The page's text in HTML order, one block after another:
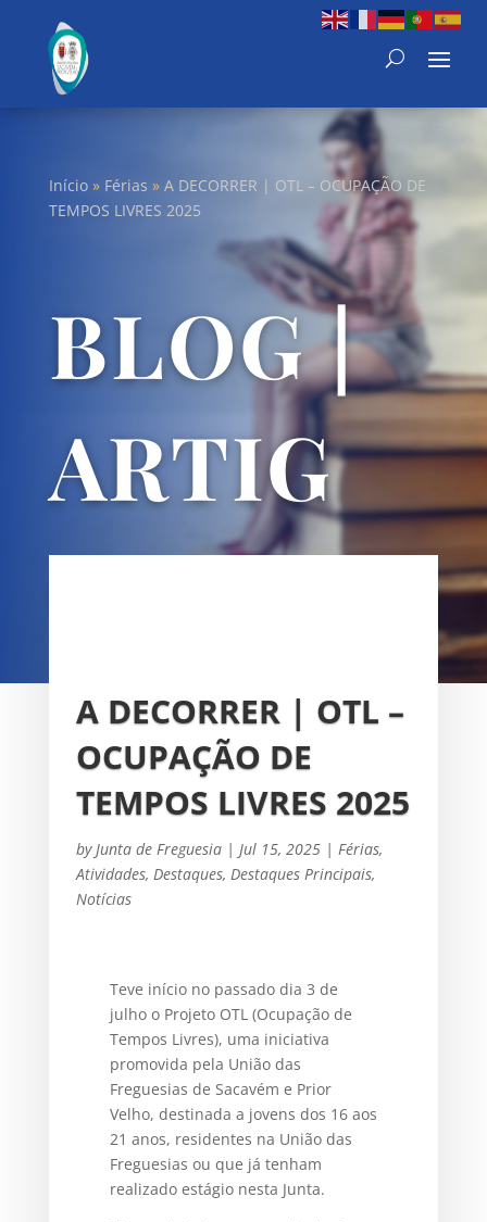
Início» Férias » A DECORRER | OTL – OCUPAÇÃO DE
TEMPOS LIVRES 2025
BLOG |
ARTIG
OS
A DECORRER | OTL –
OCUPAÇÃO DE
TEMPOS LIVRES 2025
by Junta de Freguesia| Jul 15, 2025| Férias,
Atividades, Destaques, Destaques Principais,
Notícias
Teve início no passado dia 3 de
julho o Projeto OTL (Ocupação de
Tempos Livres), uma iniciativa
promovida pela União das
Freguesias de Sacavém e Prior
Velho, destinada a jovens dos 16 aos
21 anos, residentes na União das
Freguesias ou que já tenham
realizado estágio nesta Junta.